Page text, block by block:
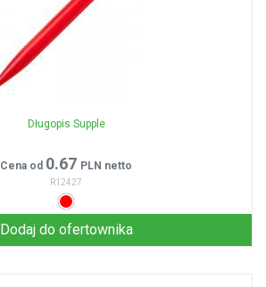
Długopis Supple
Cena od 0.67 PLN netto
R12427
Dodaj do ofertownika